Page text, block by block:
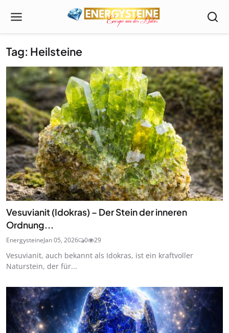
Tag: Heilsteine
Vesuvianit (Idokras) – Der Stein der inneren
Ordnung...
EnergysteineJan 05, 2026 0 29
Vesuvianit, auch bekannt als Idokras, ist ein kraftvoller
Naturstein, der für...